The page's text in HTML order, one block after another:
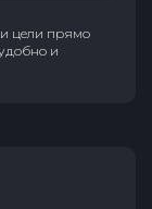
цели прямо
и